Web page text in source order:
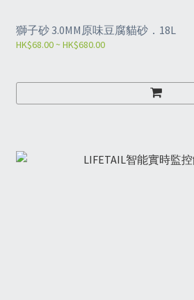
獅子砂 3.0MM原味豆腐貓砂．18L
HK$68.00 ~ HK$680.00